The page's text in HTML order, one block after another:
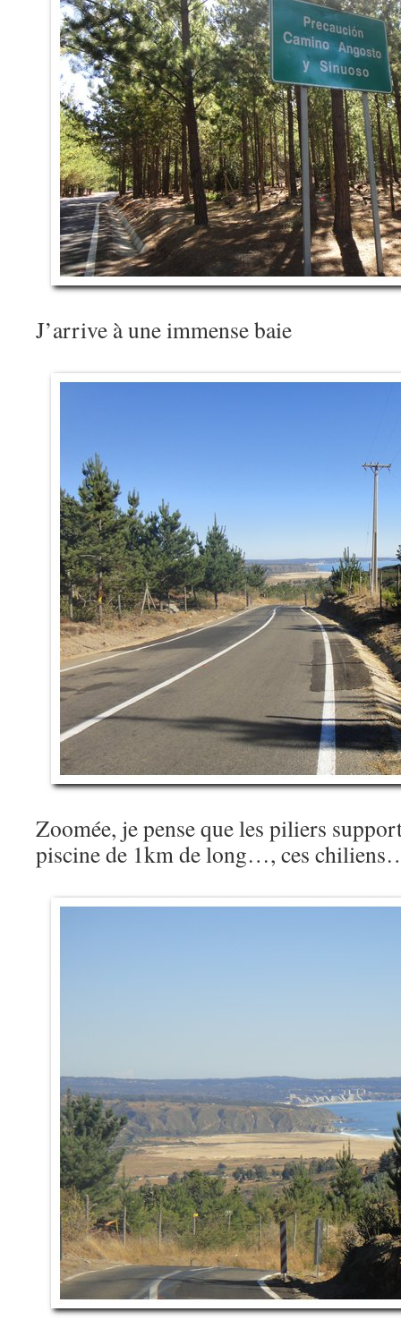
J’arrive à une immense baie
Zoomée, je pense que les piliers
piscine de 1km de long…, ces